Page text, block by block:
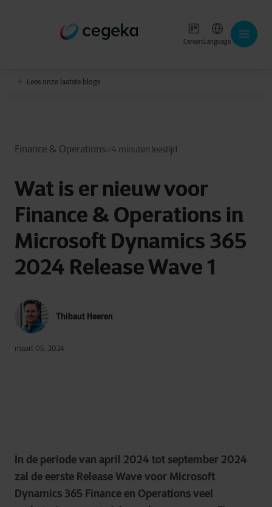
CareersLanguage
Lees onze laatste blogs
Finance & Operations 4 minuten leestijd
Wat is er nieuw voor
Finance & Operations in
Microsoft Dynamics 365
2024 Release Wave 1
Thibaut Heeren
maart 05, 2024
In de periode van april 2024 tot september 2024
zal de eerste Release Wave voor Microsoft
Dynamics 365 Finance en Operations veel